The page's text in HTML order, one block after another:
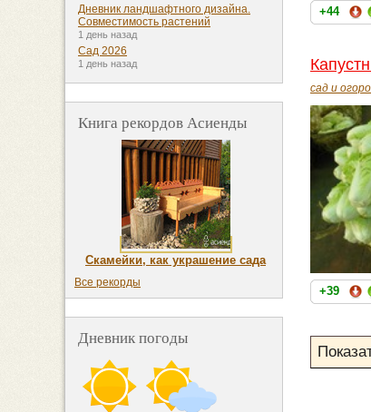
+44
сад и
+39
Дневник ландшафтного дизайна.
Совместимость растений
1 день назад
Сад 2026
1 день назад
Книга рекордов Асиенды
Скамейки, как украшение сада
Все рекорды
Дневник погоды